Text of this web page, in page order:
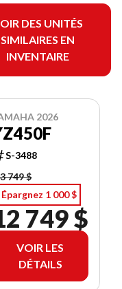
DES UNITÉS
SIMILAIRES EN
INVENTAIRE
2026
S-3488
749 $
Épargnez 1 000 $
749 $
VOIR LES
DÉTAILS